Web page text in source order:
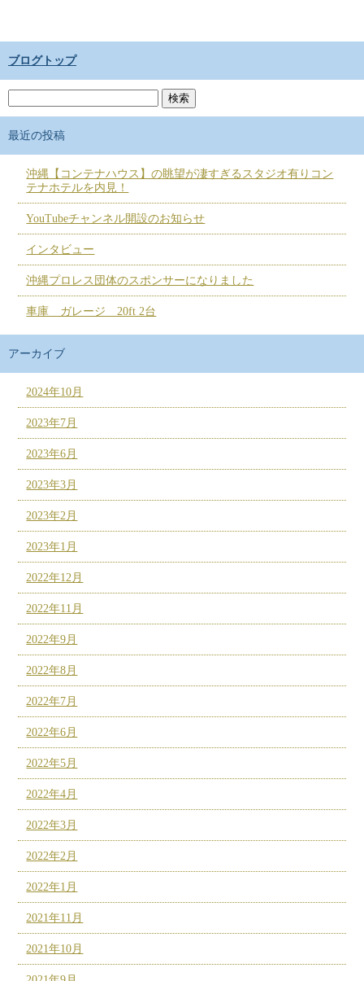
ブログトップ
最近の投稿
沖縄【コンテナハウス】の眺望が凄すぎるスタジオ有りコン
テナホテルを内見！
YouTubeチャンネル開設のお知らせ
インタビュー
沖縄プロレス団体のスポンサーになりました
車庫 ガレージ 20ft 2台
アーカイブ
2024年10月
2023年7月
2023年6月
2023年3月
2023年2月
2023年1月
2022年12月
2022年11月
2022年9月
2022年8月
2022年7月
2022年6月
2022年5月
2022年4月
2022年3月
2022年2月
2022年1月
2021年11月
2021年10月